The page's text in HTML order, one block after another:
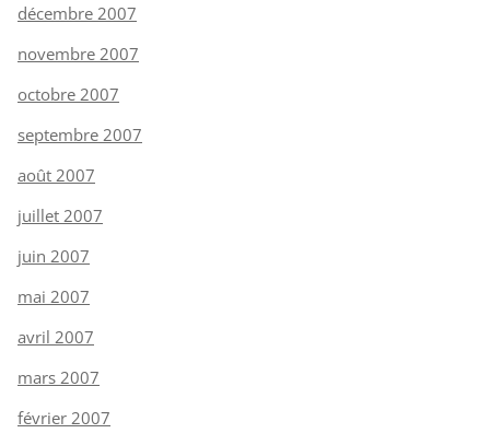
décembre 2007
novembre 2007
octobre 2007
septembre 2007
août 2007
juillet 2007
juin 2007
mai 2007
avril 2007
mars 2007
février 2007